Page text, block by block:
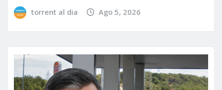
torrent al dia Ago 5, 2026